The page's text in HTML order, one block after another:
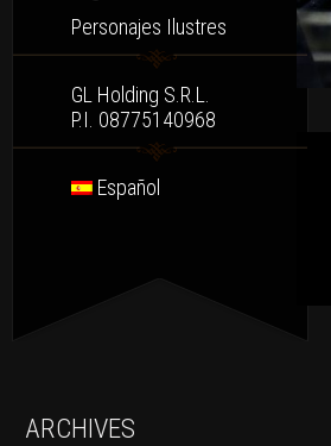
Personajes Ilustres
GL Holding S.r.l.
P.I. 08775140968
Español
ARCHIVES